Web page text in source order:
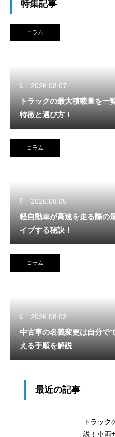
特集記事
コラム
2026.08.07
トラックの最大積載量を一
特徴と選び方！
コラム
2026.08.05
軽自動車が高速を走る際の
イブする秘訣！
コラム
2026.08.03
中古車の名義変更は自分で
える手順を解説
最近の記事
トラック
説！車両